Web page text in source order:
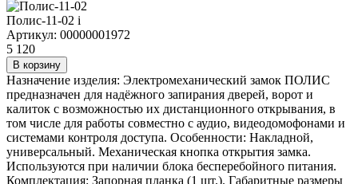
Полис-11-02 i
Артикул: 00000001972
5 120
В корзину
Назначение изделия: Электромеханический замок ПОЛИС
предназначен для надёжного запирания дверей, ворот и
калиток с возможностью их дистанционного открывания, в
том числе для работы совместно с аудио, видеодомофонами и
системами контроля доступа. Особенности: Накладной,
универсальный. Механическая кнопка открытия замка.
Используются при наличии блока бесперебойного питания.
Комплектация: Запорная планка (1 шт.). Габаритные размеры